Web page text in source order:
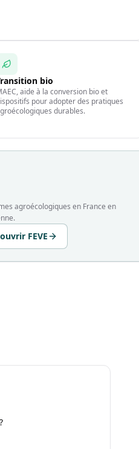
bio
aide à la conversion bio et
pour adopter des pratiques
durables.
agroécologiques en France en
FEVE